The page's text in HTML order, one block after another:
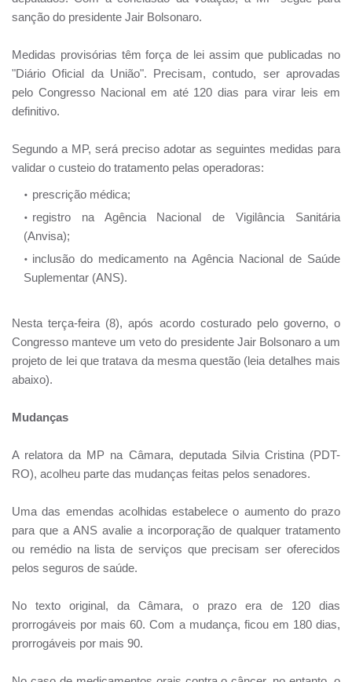
sanção do presidente Jair Bolsonaro.
Medidas provisórias têm força de lei assim que publicadas no
"Diário Oficial da União". Precisam, contudo, ser aprovadas
pelo Congresso Nacional em até 120 dias para virar leis em
definitivo.
Segundo a MP, será preciso adotar as seguintes medidas para
validar o custeio do tratamento pelas operadoras:
prescrição médica;
registro na Agência Nacional de Vigilância Sanitária
(Anvisa);
inclusão do medicamento na Agência Nacional de Saúde
Suplementar (ANS).
Nesta terça-feira (8), após acordo costurado pelo governo, o
Congresso manteve um veto do presidente Jair Bolsonaro a um
projeto de lei que tratava da mesma questão (leia detalhes mais
abaixo).
Mudanças
A relatora da MP na Câmara, deputada Silvia Cristina (PDT-
RO), acolheu parte das mudanças feitas pelos senadores.
Uma das emendas acolhidas estabelece o aumento do prazo
para que a ANS avalie a incorporação de qualquer tratamento
ou remédio na lista de serviços que precisam ser oferecidos
pelos seguros de saúde.
No texto original, da Câmara, o prazo era de 120 dias
prorrogáveis por mais 60. Com a mudança, ficou em 180 dias,
prorrogáveis por mais 90.